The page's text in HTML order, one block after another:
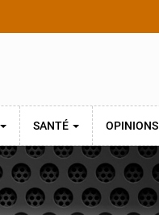
SANTÉ OPINIONS